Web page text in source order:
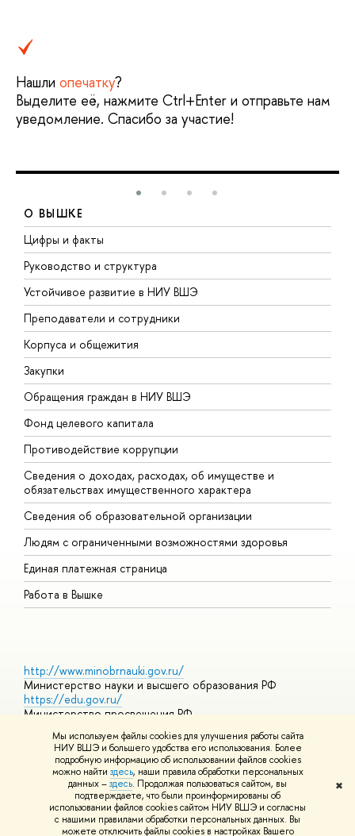
Мы используем файлы cookies для улучшения работы сайта
НИУ ВШЭ и большего удобства его использования. Более
подробную информацию об использовании файлов cookies
можно найти здесь, наши правила обработки персональных
данных –здесь. Продолжая пользоваться сайтом, вы
подтверждаете, что были проинформированы об
использовании файлов cookies сайтом НИУ ВШЭ и согласны
с нашими правилами обработки персональных данных. Вы
можете отключить файлы cookies в настройках Вашего
✖
Нашли опечатку?
Выделите её, нажмите Ctrl+Enter и отправьте нам
уведомление. Спасибо за участие!
О ВЫШКЕ
Цифры и факты
Руководство и структура
Устойчивое развитие в НИУ ВШЭ
Преподаватели и сотрудники
Корпуса и общежития
Закупки
Обращения граждан в НИУ ВШЭ
Фонд целевого капитала
Противодействие коррупции
Сведения о доходах, расходах, об имуществе и
обязательствах имущественного характера
Сведения об образовательной организации
Людям с ограниченными возможностями здоровья
Единая платежная страница
Работа в Вышке
http://www.minobrnauki.gov.ru/
Министерство науки и высшего образования РФ
https://edu.gov.ru/
Министерство просвещения РФ
https://elearning.hse.ru/mooc
Массовые открытые онлайн-курсы
© НИУ ВШЭ 1993–2026 Адреса и контактыУсловия
использования материалов Политика конфиденциальности
Шрифты HSE Sans и HSE Slab разработаны вШколе дизайна НИУ